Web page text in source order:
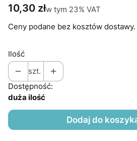
Cena
10,30 złw tym 23% VAT
w tym 23% VAT
Ceny podane bez kosztów dostawy.
Ilość
szt.
Dostępność:
duża ilość
Dodaj do